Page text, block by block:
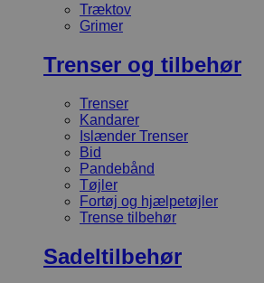
Træktov
Grimer
Trenser og tilbehør
Trenser
Kandarer
Islænder Trenser
Bid
Pandebånd
Tøjler
Fortøj og hjælpetøjler
Trense tilbehør
Sadeltilbehør